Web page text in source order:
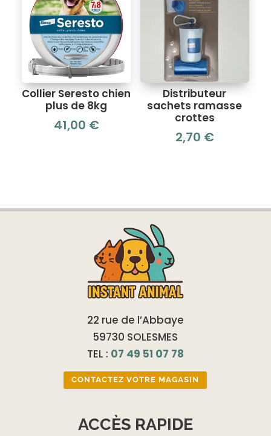
Collier Seresto chien
plus de 8kg
41,00 €
Distributeur
sachets ramasse
crottes
2,70 €
22 rue de l’Abbaye
59730 SOLESMES
TEL : 07 49 51 07 78
CONTACTEZ VOTRE MAGASIN
ACCÈS RAPIDE